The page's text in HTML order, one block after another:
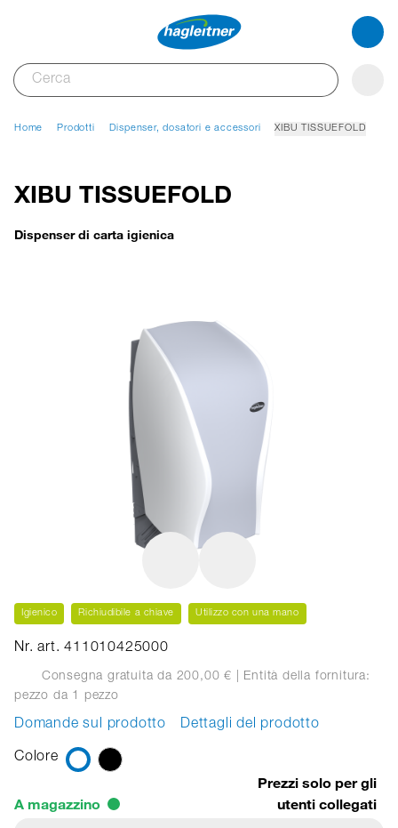
Home Prodotti Dispenser, dosatori e accessori XIBU TISSUEFOLD
XIBU TISSUEFOLD
Dispenser di carta igienica
Igienico Richiudibile a chiave Utilizzo con una mano
Nr. art. 411010425000
Consegna gratuita da 200,00 € | Entità della fornitura:
pezzo da 1 pezzo
Domande sul prodotto Dettagli del prodotto
Colore
A magazzino
Prezzi solo per gli
utenti collegati